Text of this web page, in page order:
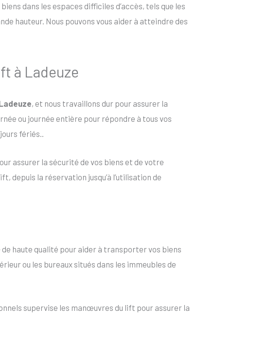
dans les espaces difficiles d’accès, tels que les
hauteur. Nous pouvons vous aider à atteindre des
à Ladeuze
, et nous travaillons dur pour assurer la
ou journée entière pour répondre à tous vos
fériés..
assurer la sécurité de vos biens et de votre
depuis la réservation jusqu’à l’utilisation de
de haute qualité pour aider à transporter vos biens
ou les bureaux situés dans les immeubles de
supervise les manœuvres du lift pour assurer la